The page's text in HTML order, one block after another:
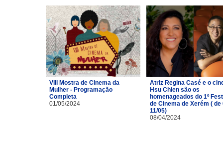
VIII Mostra de Cinema da
Mulher - Programação
Completa
01/05/2024
Atriz Regina Casé e o
Hsu Chien são os
homenageados do 1º
de Cinema de Xerém ( de
11/05)
08/04/2024